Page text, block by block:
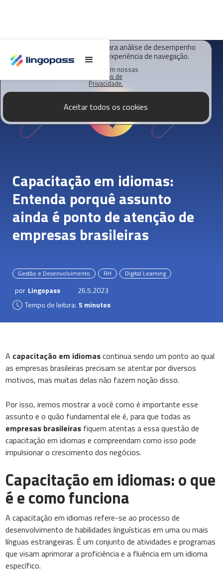
O Lingopass utiliza cookies para análise de desempenho
deste site e melhorar sua experiência de navegação.
Saiba mais em nossas
Políticas de
Privacidade.
Aceitar todos os cookies
Capacitação em idiomas:
Entenda porquê assunto
ainda é ponto de atenção de
empresas brasileiras
Gestão e Desenvolvimento RH Digital Learning
por Lingopass
26.5.2023
Tempo de leitura: 5 minutos
A capacitação em idiomascontinua sendo um ponto ao qual
as empresas brasileiras precisam se atentar por diversos
motivos, mas muitas delas não fazem noção disso.
Por isso, iremos mostrar a você como é importante esse
assunto e o quão fundamental ele é, para que todas as
empresas brasileiras fiquem atentas a essa questão de
capacitação em idiomas e compreendam como isso pode
impulsionar o crescimento dos negócios.
Capacitação em idiomas: o que
é e como funciona
A capacitação em idiomas refere-se ao processo de
desenvolvimento de habilidades linguísticas em uma ou mais
línguas estrangeiras. É um conjunto de atividades e programas
que visam aprimorar a proficiência e a fluência em um idioma
específico.